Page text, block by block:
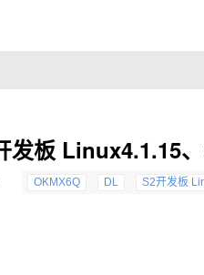
发板 Linux4.1.15
OKMX6Q DL S2开发板